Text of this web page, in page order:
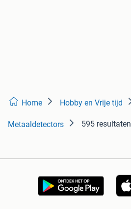
Home Hobby en Vrije tijd
Metaaldetectors 595 resultaten